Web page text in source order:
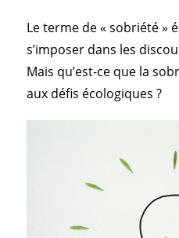
Le terme de « sobriété »
s’imposer dans les
Mais qu’est-ce que la
aux défis écologiques ?